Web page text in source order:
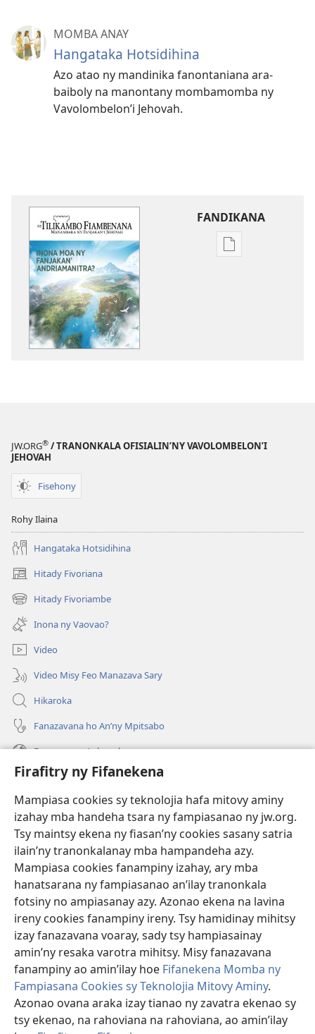
Firafitry ny Fifanekena
Mampiasa cookies sy teknolojia hafa mitovy aminy
izahay mba handeha tsara ny fampiasanao ny jw.org.
Tsy maintsy ekena ny fiasan’ny cookies sasany satria
ilain’ny tranonkalanay mba hampandeha azy.
Mampiasa cookies fanampiny izahay, ary mba
hanatsarana ny fampiasanao an’ilay tranonkala
fotsiny no ampiasanay azy. Azonao ekena na lavina
ireny cookies fanampiny ireny. Tsy hamidinay mihitsy
izay fanazavana voaray, sady tsy hampiasainay
amin’ny resaka varotra mihitsy. Misy fanazavana
fanampiny ao amin’ilay hoe Fifanekena Momba ny
Fampiasana Cookies sy Teknolojia Mitovy Aminy.
Azonao ovana araka izay tianao ny zavatra ekenao sy
tsy ekenao, na rahoviana na rahoviana, ao amin’ilay
MOMBA ANAY
Hangataka Hotsidihina
Azo atao ny mandinika fanontaniana ara-
baiboly na manontany mombamomba ny
Vavolombelon’i Jehovah.
FANDIKANA
Fandikana
JW.ORG® / TRANONKALA OFISIALIN’NY VAVOLOMBELON’I
JEHOVAH
Fisehony
Rohy Ilaina
Hangataka Hotsidihina
Hitady Fivoriana
(manokatra
rohy) Hitady Fivoriambe
(manokatra
rohy) Inona ny Vaovao?
Video
Video Misy Feo Manazava Sary
Hikaroka
Fanazavana ho An’ny Mpitsabo
Fanazavana Ankapobeny
Fanampiana
Fanomezana
(manokatra
rohy)
FITEHIRIZAM-BOKIN’NY Vavolombelon’i Jehovah
(manokatra
rohy)
JW Hub
(manokatra
rohy)
JW Library
Watchtower Library ®
Copyright© 2026 Watch Tower Bible and Tract Society of Pennsylvania.